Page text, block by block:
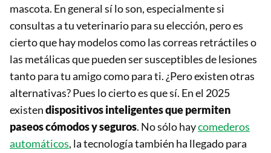
mascota. En general sí lo son, especialmente si
consultas a tu veterinario para su elección, pero es
cierto que hay modelos como las correas retráctiles o
las metálicas que pueden ser susceptibles de lesiones
tanto para tu amigo como para ti. ¿Pero existen otras
alternativas? Pues lo cierto es que sí. En el 2025
existendispositivos inteligentes que permiten
paseos cómodos y seguros. No sólo haycomederos
automáticos, la tecnología también ha llegado para